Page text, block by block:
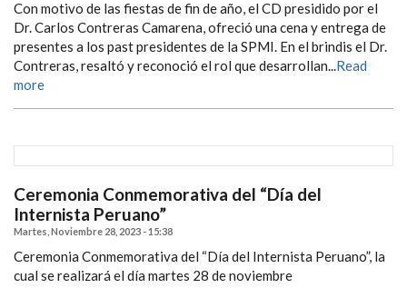
Con motivo de las fiestas de fin de año, el CD presidido por el
Dr. Carlos Contreras Camarena, ofreció una cena y entrega de
presentes a los past presidentes de la SPMI. En el brindis el Dr.
Contreras, resaltó y reconoció el rol que desarrollan...Read
more
Ceremonia Conmemorativa del “Día del
Internista Peruano”
Martes, Noviembre 28, 2023 - 15:38
Ceremonia Conmemorativa del “Día del Internista Peruano”, la
cual se realizará el día martes 28 de noviembre